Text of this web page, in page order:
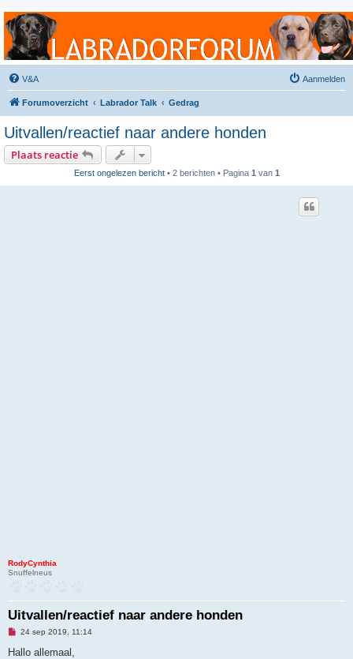
Labradorforum
Het gezelligste Labradorforum van Nederland en België!
V&A Aanmelden
Forumoverzicht Labrador Talk Gedrag
Uitvallen/reactief naar andere honden
Plaats reactie
Eerst ongelezen bericht• 2 berichten • Pagina 1 van 1
RodyCynthia
Snuffelneus
Uitvallen/reactief naar andere honden
O
g
24 sep 2019, 11:14
Hallo allemaal,